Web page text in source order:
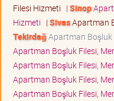
Filesi Hizmeti | Sinop
Hizmeti | SivasApartman
TekirdağApartman Boşluk
Apartman Boşluk Filesi,
Apartman Boşluk Filesi,
Apartman Boşluk Filesi,
Apartman Boşluk Filesi,